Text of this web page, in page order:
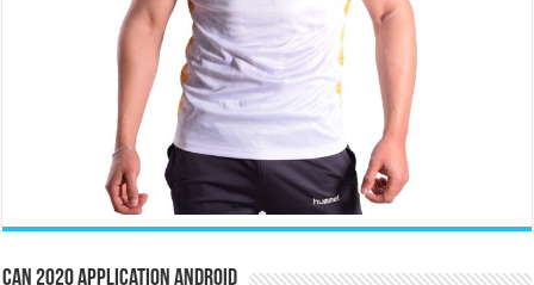
CAN 2020 Application Android